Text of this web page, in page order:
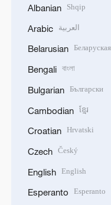
Albanian Shqip
Arabic العربية
Belarusian Беларуская
Bengali বাংলা
Bulgarian Български
Cambodian ខ្មែរ
Croatian Hrvatski
Czech Český
English English
Esperanto Esperanto